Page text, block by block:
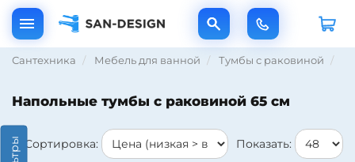
Сантехника Мебель для ванной Тумбы с раковиной
Напольные тумбы с раковиной 65 см
Показать:
Сортировка: